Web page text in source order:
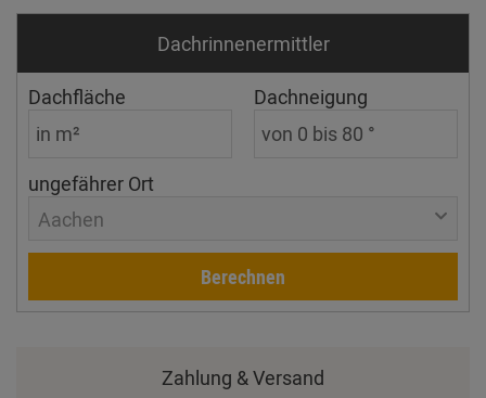
Dachrinnen­ermittler
Dachfläche Dachneigung
ungefährer Ort
Aachen
Berechnen
Zahlung & Versand